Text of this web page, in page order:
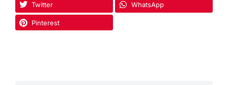
Twitter WhatsApp
Pinterest